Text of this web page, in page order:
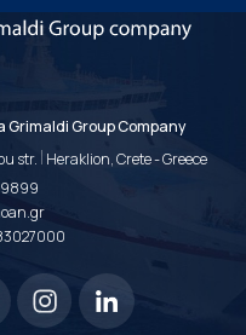
Grimaldi Group Company
str. | Heraklion, Crete - Greece